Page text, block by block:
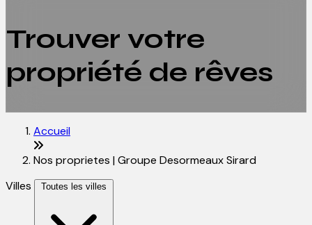
Trouver votre
propriété de rêves
Accueil
Nos proprietes | Groupe Desormeaux Sirard
Villes
Toutes les villes